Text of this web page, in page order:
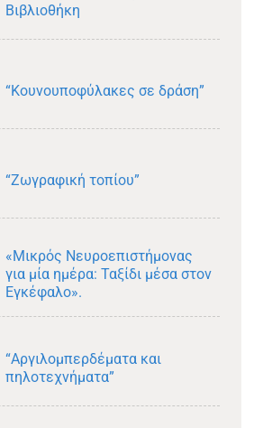
Βιβλιοθήκη
“Κουνουποφύλακες σε δράση”
“Ζωγραφική τοπίου”
«Μικρός Νευροεπιστήμονας
για μία ημέρα: Ταξίδι μέσα στον
Εγκέφαλο».
“Αργιλομπερδέματα και
πηλοτεχνήματα”